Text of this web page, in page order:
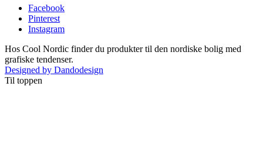
Facebook
Pinterest
Instagram
Hos Cool Nordic finder du produkter til den nordiske bolig med
grafiske tendenser.
Designed by Dandodesign
Til toppen